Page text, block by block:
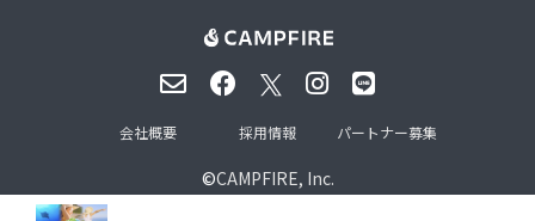
©CAMPFIRE, Inc.
会社概要 採用情報 パートナー募集